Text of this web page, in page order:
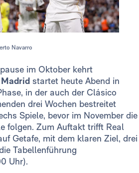
Navarro
im Oktober kehrt
startet heute Abend in
in der auch der Clásico
drei Wochen bestreitet
Spiele, bevor im November die
folgen. Zum Auftakt trifft Real
Getafe, mit dem klaren Ziel, drei
Tabellenführung
Uhr).